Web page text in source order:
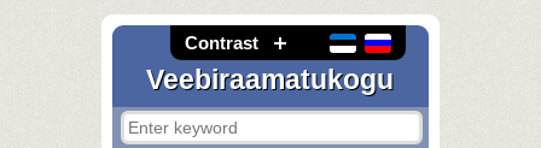
Contrast
Veebiraamatukogu